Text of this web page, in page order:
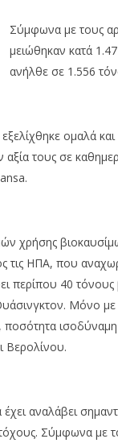
EnergyIn
Σύμφωνα με τους
μειώθηκαν κατά
ανήλθε σε 1.556
ομαλά
αξία τους σε
χρήσης
τις ΗΠΑ, που
περίπου 40 τόνους
Μόνο
ποσότητα
Βερολίνου.
αναλάβει
Σύμφωνα με